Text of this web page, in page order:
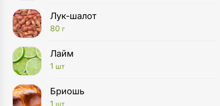
Лук-шалот
80 г
Лайм
1 шт
Бриошь
1 шт